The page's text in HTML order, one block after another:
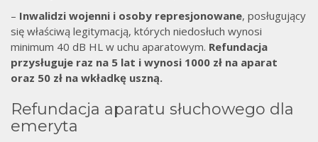
– Inwalidzi wojenni i osoby represjonowane, posługujący
się właściwą legitymacją, których niedosłuch wynosi
minimum 40 dB HL w uchu aparatowym. Refundacja
przysługuje raz na 5 lat i wynosi 1000 zł na aparat
oraz 50 zł na wkładkę uszną.
Refundacja aparatu słuchowego dla
emeryta